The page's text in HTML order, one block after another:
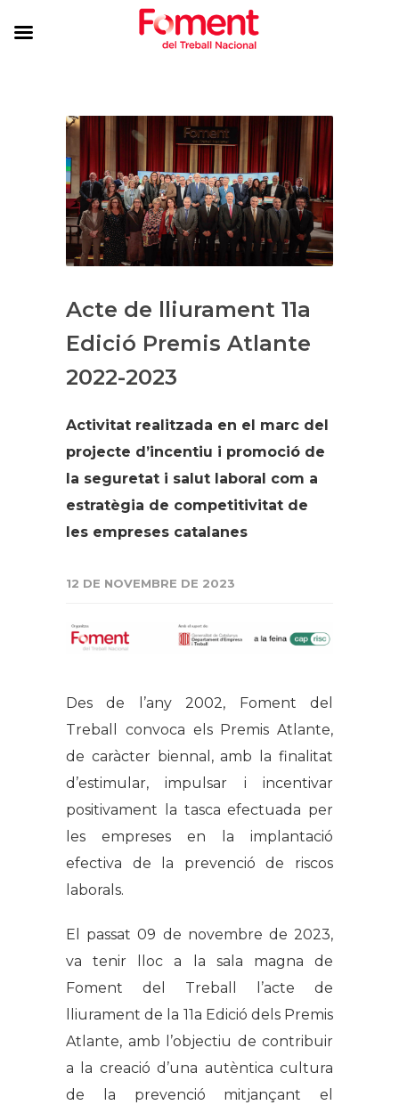
Acte de lliurament 11a
Edició Premis Atlante
2022-2023
Activitat realitzada en el marc del
projecte d’incentiu i promoció de
la seguretat i salut laboral com a
estratègia de competitivitat de
les empreses catalanes
12 DE NOVEMBRE DE 2023
Des de l’any 2002, Foment del
Treball convoca els Premis Atlante,
de caràcter biennal, amb la finalitat
d’estimular, impulsar i incentivar
positivament la tasca efectuada per
les empreses en la implantació
efectiva de la prevenció de riscos
laborals.
El passat 09 de novembre de 2023,
va tenir lloc a la sala magna de
Foment del Treball l’acte de
lliurament de la 11a Edició dels Premis
Atlante, amb l’objectiu de contribuir
a la creació d’una autèntica cultura
de la prevenció mitjançant el